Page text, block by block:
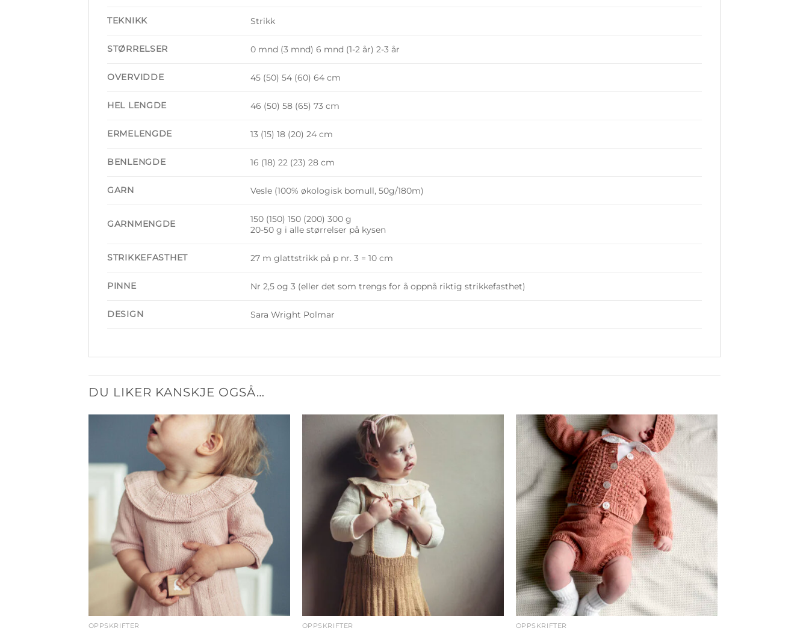
TEKNIKK Strikk
STØRRELSER 0 mnd (3 mnd) 6 mnd (1-2 år) 2-3 år
OVERVIDDE 45 (50) 54 (60) 64 cm
HEL LENGDE 46 (50) 58 (65) 73 cm
ERMELENGDE 13 (15) 18 (20) 24 cm
BENLENGDE 16 (18) 22 (23) 28 cm
GARN Vesle (100% økologisk bomull, 50g/180m)
GARNMENGDE
150 (150) 150 (200) 300 g
20-50 g i alle størrelser på kysen
STRIKKEFASTHET 27 m glattstrikk på p nr. 3 = 10 cm
PINNE Nr 2,5 og 3 (eller det som trengs for å oppnå riktig strikkefasthet)
DESIGN Sara Wright Polmar
DU LIKER KANSKJE OGSÅ…
OPPSKRIFTER OPPSKRIFTER OPPSKRIFTER